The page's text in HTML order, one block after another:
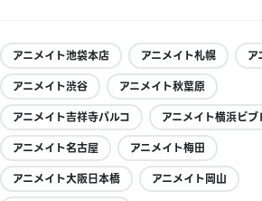
アニメイト池袋本店 アニメイト札幌
ア
アニメイト渋谷
アニメイト秋葉原
アニメイト吉祥寺パルコ
アニメイト横浜ビブ
アニメイト名古屋
アニメイト梅田
アニメイト大阪日本橋
アニメイト岡山